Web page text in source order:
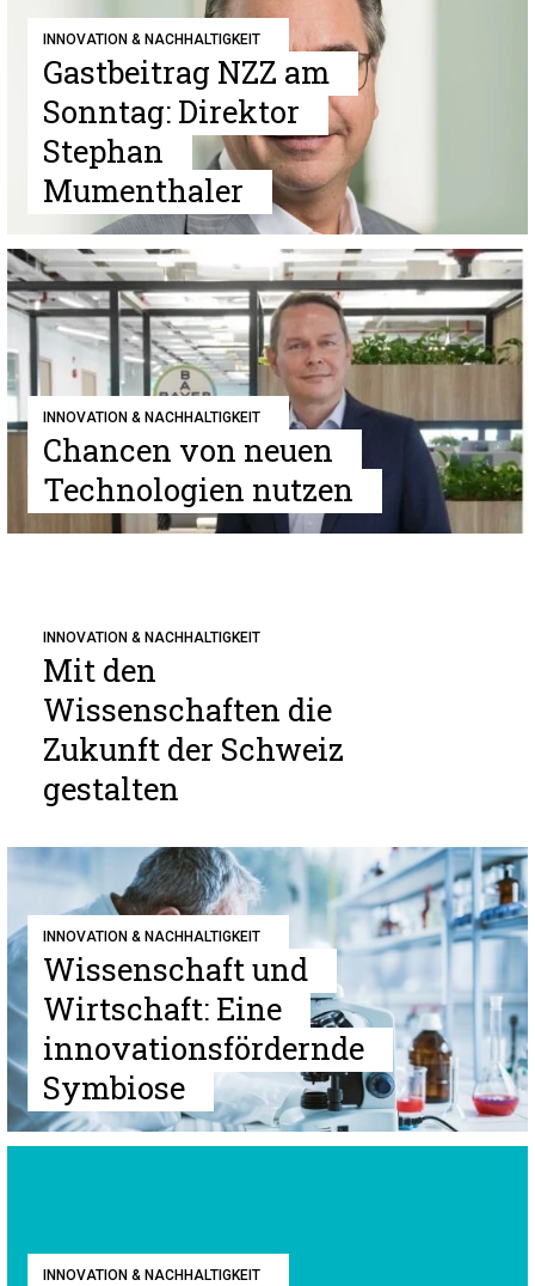
INNOVATION & NACHHALTIGKEIT
Gastbeitrag NZZ am
Sonntag: Direktor
Stephan
Mumenthaler
INNOVATION & NACHHALTIGKEIT
Chancen von neuen
Technologien nutzen
INNOVATION & NACHHALTIGKEIT
Mit den
Wissenschaften die
Zukunft der Schweiz
gestalten
INNOVATION & NACHHALTIGKEIT
Wissenschaft und
Wirtschaft: Eine
innovationsfördernde
Symbiose
INNOVATION & NACHHALTIGKEIT